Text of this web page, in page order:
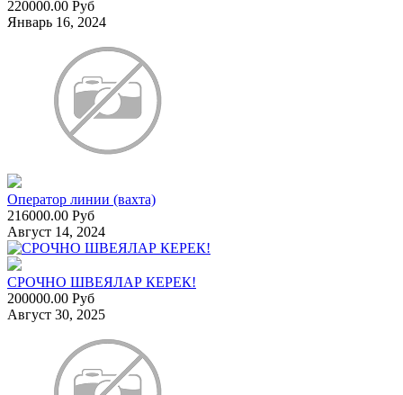
220000.00 Руб
Январь 16, 2024
Оператор линии (вахта)
216000.00 Руб
Август 14, 2024
СРОЧНО ШВЕЯЛАР КЕРЕК!
200000.00 Руб
Август 30, 2025